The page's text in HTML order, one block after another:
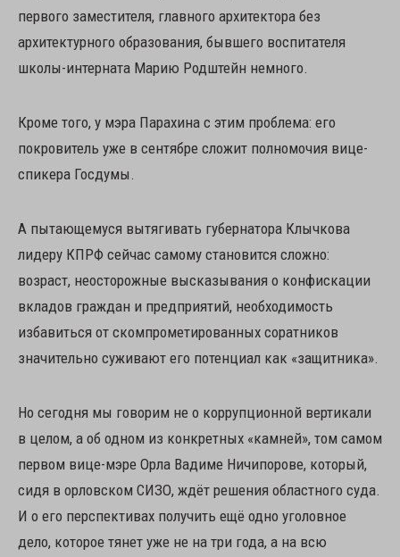
первого заместителя, главного архитектора без
архитектурного образования, бывшего воспитателя
школы-интерната Марию Родштейн немного.
Кроме того, у мэра Парахина с этим проблема: его
покровитель уже в сентябре сложит полномочия вице-
спикера Госдумы.
А пытающемуся вытягивать губернатора Клычкова
лидеру КПРФ сейчас самому становится сложно:
возраст, неосторожные высказывания о конфискации
вкладов граждан и предприятий, необходимость
избавиться от скомпрометированных соратников
значительно суживают его потенциал как «защитника».
Но сегодня мы говорим не о коррупционной вертикали
в целом, а об одном из конкретных «камней», том самом
первом вице-мэре Орла Вадиме Ничипорове, который,
сидя в орловском СИЗО, ждёт решения областного суда.
И о его перспективах получить ещё одно уголовное
дело, которое тянет уже не на три года, а на всю